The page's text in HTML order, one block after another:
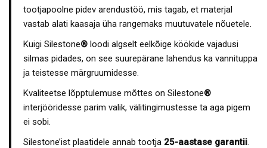
tootjapoolne pidev arendustöö, mis tagab, et materjal
vastab alati kaasaja üha rangemaks muutuvatele nõuetele.
Kuigi Silestone® loodi algselt eelkõige köökide vajadusi
silmas pidades, on see suurepärane lahendus ka vannituppa
ja teistesse märgruumidesse.
Kvaliteetse lõpptulemuse mõttes on Silestone®
interjööridesse parim valik, välitingimustesse ta aga pigem
ei sobi.
Silestone’ist plaatidele annab tootja 25-aastase garantii.